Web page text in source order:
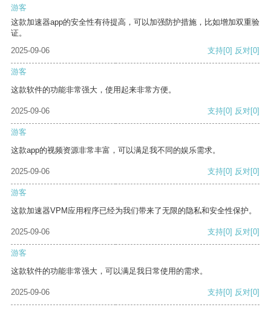
游客
这款加速器app的安全性有待提高，可以加强防护措施，比如增加双重验
证。
2025-09-06
支持[0] 反对[0]
游客
这款软件的功能非常强大，使用起来非常方便。
2025-09-06 支持[0] 反对[0]
游客
这款app的视频资源非常丰富，可以满足我不同的娱乐需求。
2025-09-06 支持[0] 反对[0]
游客
这款加速器VPM应用程序已经为我们带来了无限的隐私和安全性保护。
2025-09-06 支持[0] 反对[0]
游客
这款软件的功能非常强大，可以满足我日常使用的需求。
2025-09-06 支持[0] 反对[0]